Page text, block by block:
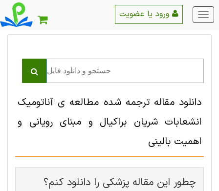
منو
اصلی
دانلود مقاله ترجمه شده مطالعه ی آناتومیک
انشعابات شریان براکیال و مبنای رویانی و
اهمیت بالینی
چطور این مقاله پزشکی را دانلود کنم؟